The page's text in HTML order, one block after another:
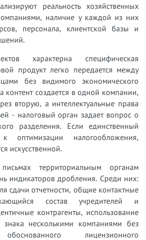
реальность хозяйственных
наличие у каждой из них
персонала, клиентской базы и
характерна специфическая
продукт легко передается между
без видимого экономического
контент создается в одной компании,
вторую, а интеллектуальные права
- налоговый орган задает вопрос о
разделения. Если единственный
оптимизации налогообложения,
искусственной.
территориальным органам
индикаторов дробления. Среди них:
сдачи отчетности, общие контактные
состав учредителей и
контрагенты, использование
знака несколькими компаниями без
лицензионного